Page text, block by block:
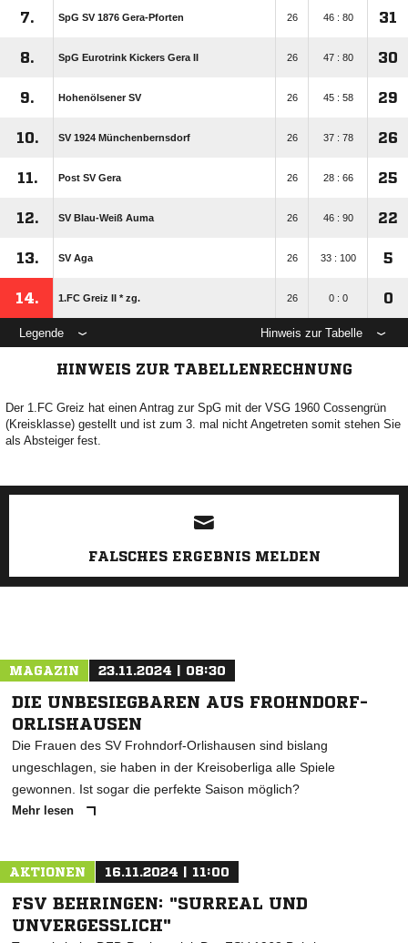
7. SpG SV 1876 Gera-Pforten 26 46 : 80 31
8. SpG Eurotrink Kickers Gera II 26 47 : 80 30
9. Hohenölsener SV 26 45 : 58 29
10. SV 1924 Münchenbernsdorf 26 37 : 78 26
11. Post SV Gera 26 28 : 66 25
12. SV Blau-Weiß Auma 26 46 : 90 22
13. SV Aga 26 33 : 100 5
14. 1.FC Greiz II * zg. 26 0 : 0 0
Legende Hinweis zur Tabelle
HINWEIS ZUR TABELLENRECHNUNG
Der 1.FC Greiz hat einen Antrag zur SpG mit der VSG 1960 Cossengrün
(Kreisklasse) gestellt und ist zum 3. mal nicht Angetreten somit stehen Sie
als Absteiger fest.
ANZEIGE
FALSCHES ERGEBNIS MELDEN
MAGAZIN 23.11.2024 | 08:30
DIE UNBESIEGBAREN AUS FROHNDORF-
ORLISHAUSEN
Die Frauen des SV Frohndorf-Orlishausen sind bislang
ungeschlagen, sie haben in der Kreisoberliga alle Spiele
gewonnen. Ist sogar die perfekte Saison möglich?
Mehr lesen
AKTIONEN 16.11.2024 | 11:00
FSV BEHRINGEN: "SURREAL UND
UNVERGESSLICH"